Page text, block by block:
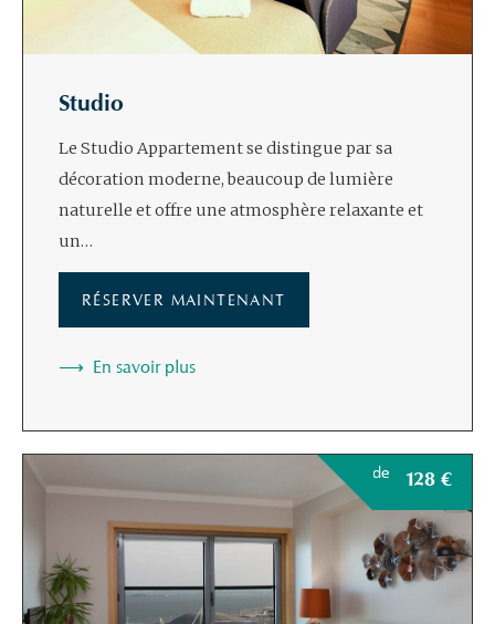
Studio
Le Studio Appartement se distingue par sa
décoration moderne, beaucoup de lumière
naturelle et offre une atmosphère relaxante et
un…
RÉSERVER MAINTENANT
En savoir plus
de 128 €